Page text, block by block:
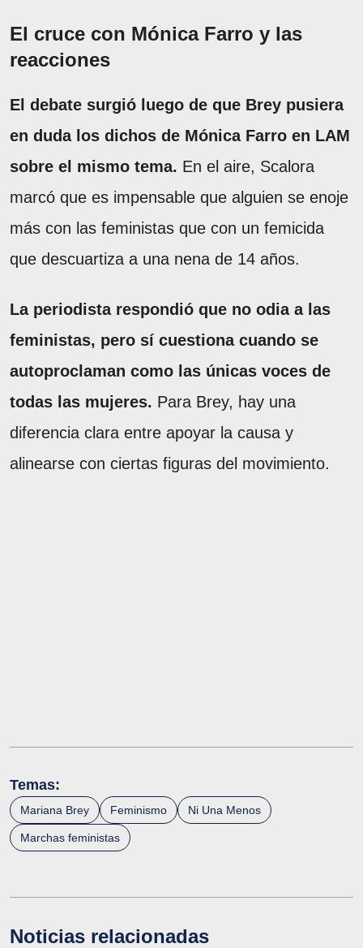
El cruce con Mónica Farro y las
reacciones
El debate surgió luego de que Brey pusiera
en duda los dichos de Mónica Farro en LAM
sobre el mismo tema. En el aire, Scalora
marcó que es impensable que alguien se enoje
más con las feministas que con un femicida
que descuartiza a una nena de 14 años.
La periodista respondió que no odia a las
feministas, pero sí cuestiona cuando se
autoproclaman como las únicas voces de
todas las mujeres. Para Brey, hay una
diferencia clara entre apoyar la causa y
alinearse con ciertas figuras del movimiento.
Temas:
Mariana Brey Feminismo Ni Una Menos
Marchas feministas
Noticias relacionadas